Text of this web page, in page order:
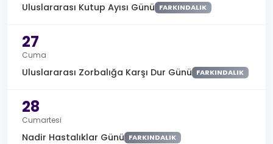
Uluslararası Kutup Ayısı Günü FARKINDALIK
27
Cuma
Uluslararası Zorbalığa Karşı Dur Günü FARKINDALIK
28
Cumartesi
Nadir Hastalıklar Günü FARKINDALIK